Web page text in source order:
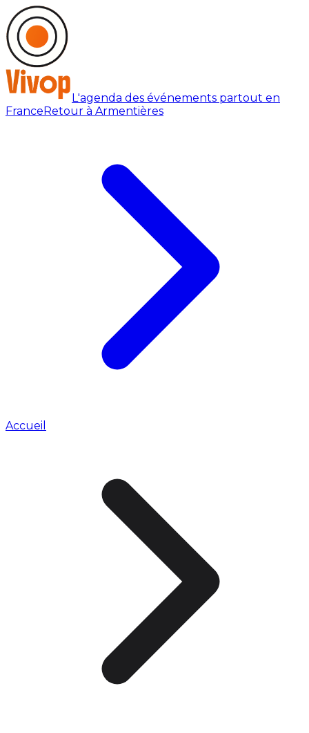
L'agenda des événements partout en
FranceRetour à Armentières
Accueil